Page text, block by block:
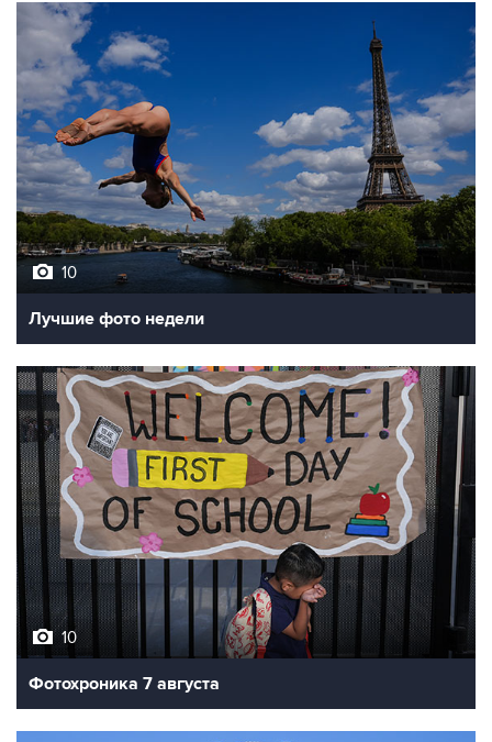
10
Лучшие фото недели
10
Фотохроника 7 августа